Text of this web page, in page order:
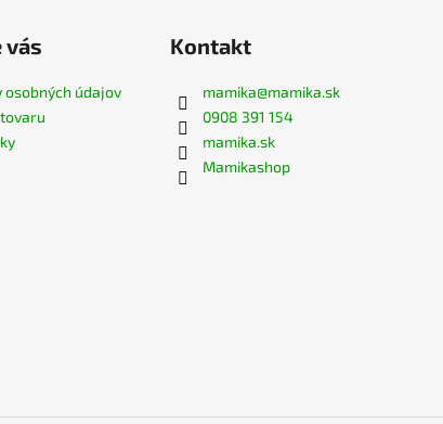
vás
osobných údajov
Kontakt
mamika@mamika.sk
0908 391 154
mamika.sk
Mamikashop